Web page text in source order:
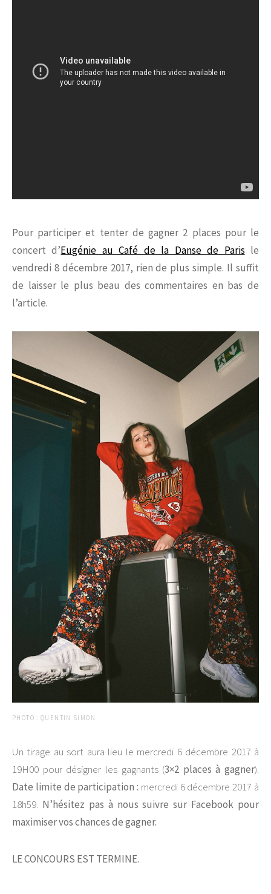
Pour participer et tenter de gagner 2 places pour le
concert d’Eugénie au Café de la Danse de Paris le
vendredi 8 décembre 2017, rien de plus simple. Il suffit
de laisser le plus beau des commentaires en bas de
l’article.
PHOTO : QUENTIN SIMON
Un tirage au sort aura lieu le mercredi 6 décembre 2017 à
19H00 pour désigner les gagnants (3×2 places à gagner).
Date limite de participation : mercredi 6 décembre 2017 à
18h59. N’hésitez pas à nous suivre sur Facebook pour
maximiser vos chances de gagner.
LE CONCOURS EST TERMINE.